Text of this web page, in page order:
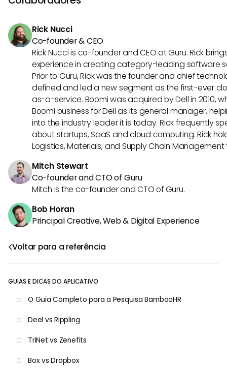
Voltar para a referência
GUIAS E DICAS DO APLICATIVO
O Guia Completo para a Pesquisa BambooHR
Deel vs Rippling
TriNet vs Zenefits
Box vs Dropbox
podem levar a tempos de resposta de busca mais
Rick Nucci
Co-founder & CEO
Rick Nucci is co-founder and CEO at Guru. Rick
experience in creating category-leading software
Prior to Guru, Rick was the founder and chief
defined and led a new segment as the first-ever
as-a-service. Boomi was acquired by Dell in 2010,
Boomi business for Dell as its general manager,
into the industry leader it is today. Rick frequently
about startups, SaaS and cloud computing. Rick
Logistics, Materials, and Supply Chain Management
Mitch Stewart
Co-founder and CTO of Guru
Mitch is the co-founder and CTO of Guru.
Bob Horan
Principal Creative, Web & Digital Experience